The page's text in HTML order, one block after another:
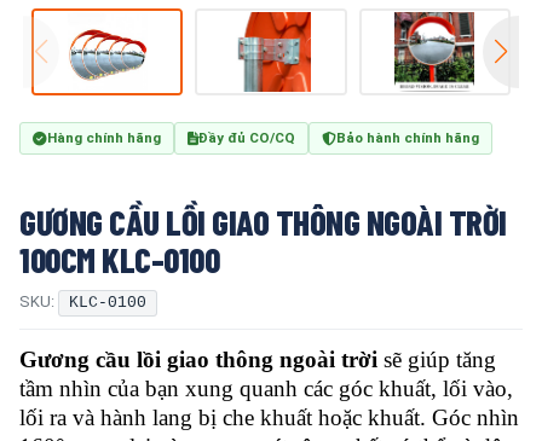
Hàng chính hãng Đầy đủ CO/CQ Bảo hành chính hãng
GƯƠNG CẦU LỒI GIAO THÔNG NGOÀI TRỜI
100CM KLC-0100
SKU: KLC-0100
Gương cầu lồi giao thông ngoài trời sẽ giúp tăng
tầm nhìn của bạn xung quanh các góc khuất, lối vào,
lối ra và hành lang bị che khuất hoặc khuất. Góc nhìn